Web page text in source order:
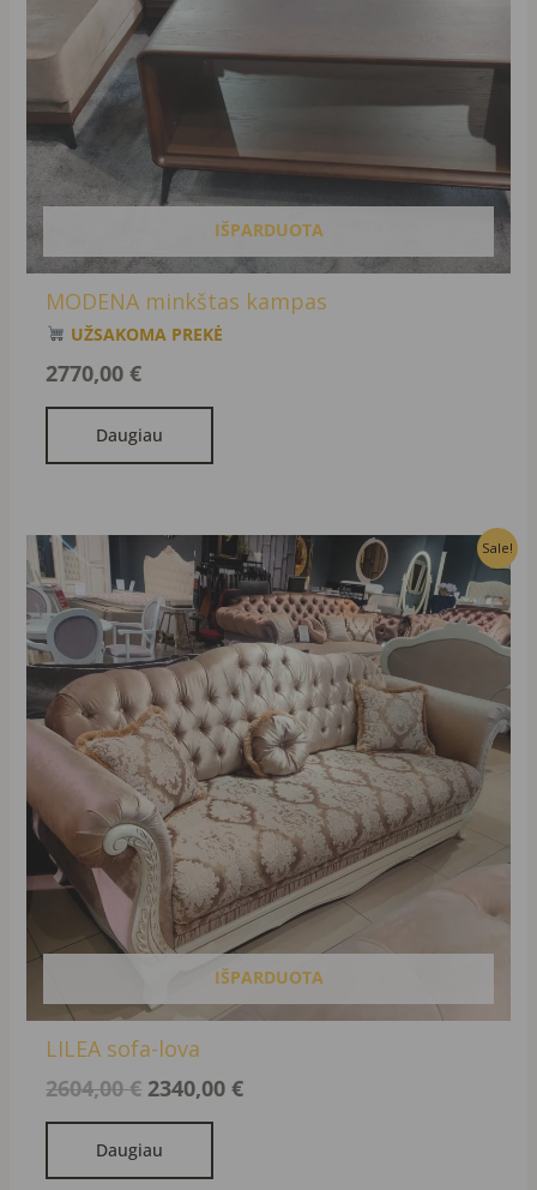
IŠPARDUOTA
MODENA minkštas kampas
UŽSAKOMA PREKĖ
2770,00€
Daugiau
Sale!
IŠPARDUOTA
LILEA sofa-lova
2604,00€
Original
price
was:
2604,00 €.
2340,00€
Current
price
is:
2340,00 €.
Daugiau